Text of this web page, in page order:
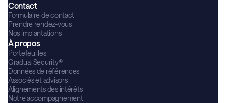
Contact
Formulaire de contact
Prendre rendez-vous
Nos implantations
À propos
Portefeuilles
Gradual Security®
Données de références
Associés et advisors
Alignements des intérêts
Notre accompagnement